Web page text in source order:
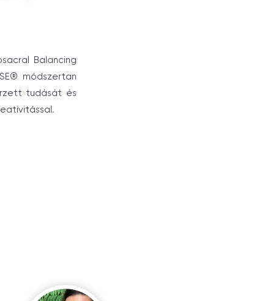
Balancing
módszertan
tudását és